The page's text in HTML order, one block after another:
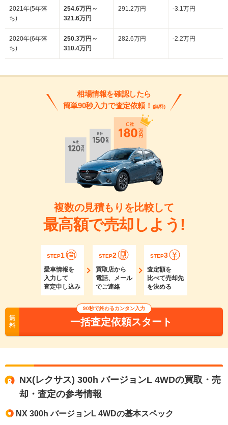
2021年(5年落
ち)
254.6万円～
321.6万円
291.2万円 -3.1万円
2020年(6年落
ち)
250.3万円～
310.4万円
282.6万円 -2.2万円
相場情報を確認したら
簡単90秒入力で査定依頼！ (無料)
複数の見積もりを比較して
最高額で売却しよう!
STEP1
愛車情報を
入力して
査定申し込み
STEP2
買取店から
電話、メール
でご連絡
STEP3
査定額を
比べて売却先
を決める
無
料
90秒で終わるカンタン入力
一括査定依頼スタート
NX(レクサス) 300h バージョンL 4WDの買取・売
却・査定の参考情報
NX 300h バージョンL 4WDの基本スペック